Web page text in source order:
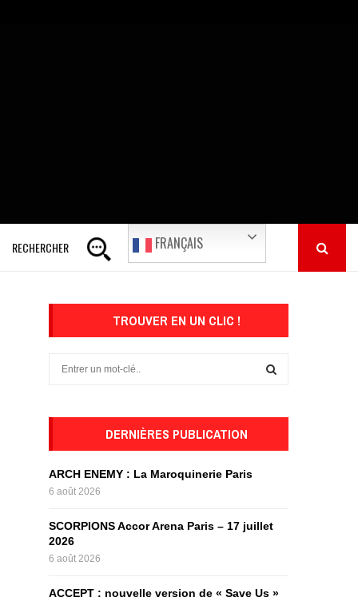
RECHERCHER FRANÇAIS
TROUVER EN UN CLIC !
o
r
C
DERNIÈRES PUBLICATION
ARCH ENEMY : La Maroquinerie Paris
6 août 2026
SCORPIONS Accor Arena Paris – 17 juillet
2026
6 août 2026
ACCEPT : nouvelle version de « Save Us »